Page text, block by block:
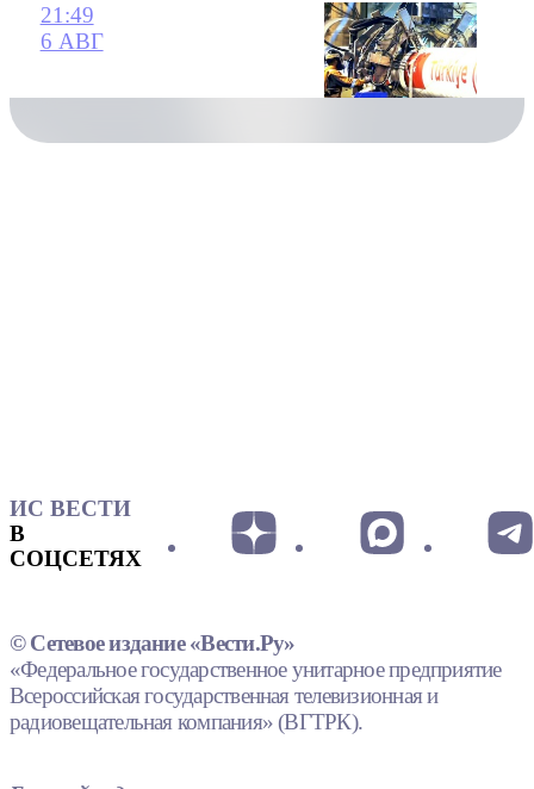
21:49
6 АВГ
ИС ВЕСТИ
В
СОЦСЕТЯХ
© Сетевое издание «Вести.Ру»
«Федеральное государственное унитарное предприятие
Всероссийская государственная телевизионная и
радиовещательная компания» (ВГТРК).